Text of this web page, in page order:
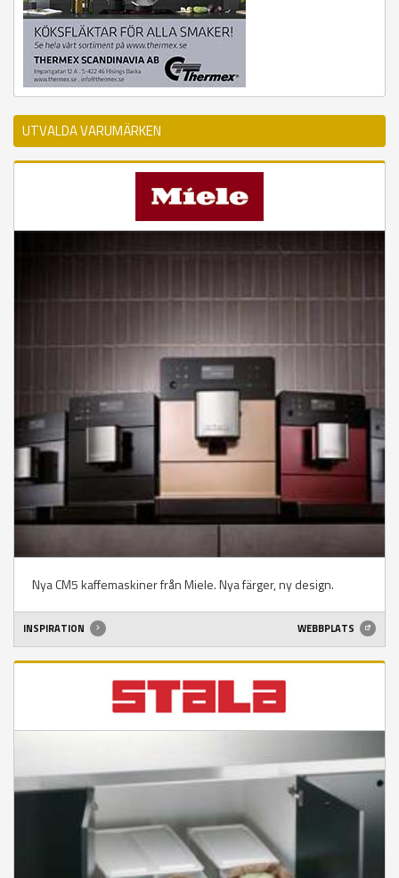
UTVALDA VARUMÄRKEN
Nya CM5 kaffemaskiner från Miele. Nya färger, ny design.
INSPIRATION WEBBPLATS